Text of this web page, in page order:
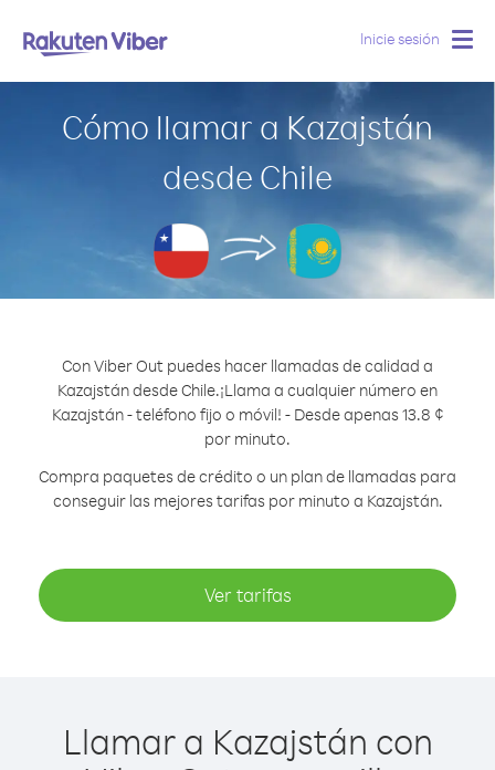
Inicie sesión
Cómo llamar a Kazajstán
desde Chile
Con Viber Out puedes hacer llamadas de calidad a
Kazajstán desde Chile.¡Llama a cualquier número en
Kazajstán - teléfono fijo o móvil! - Desde apenas 13.8 ¢
por minuto.
Compra paquetes de crédito o un plan de llamadas para
conseguir las mejores tarifas por minuto a Kazajstán.
Ver tarifas
Llamar a Kazajstán con